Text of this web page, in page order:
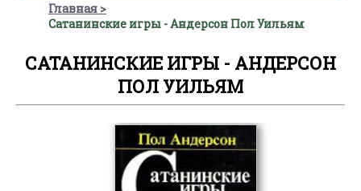
Главная
Сатанинские игры - Андерсон Пол Уильям
САТАНИНСКИЕ ИГРЫ - АНДЕРСОН
ПОЛ УИЛЬЯМ